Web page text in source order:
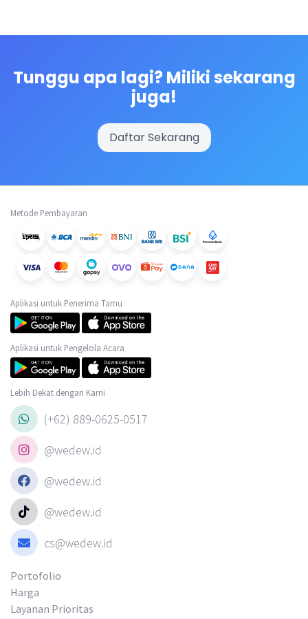
Tunggu apa lagi? Miliki sekarang
juga!
Daftar Sekarang
Metode Pembayaran
Aplikasi untuk Penerima Tamu
Aplikasi untuk Pengelola Acara
Lebih Dekat dengan Kami
(+62) 889-0625-0517
@wedew.id
@wedew.id
@wedew.id
cs@wedew.id
Portofolio
Harga
Layanan Prioritas